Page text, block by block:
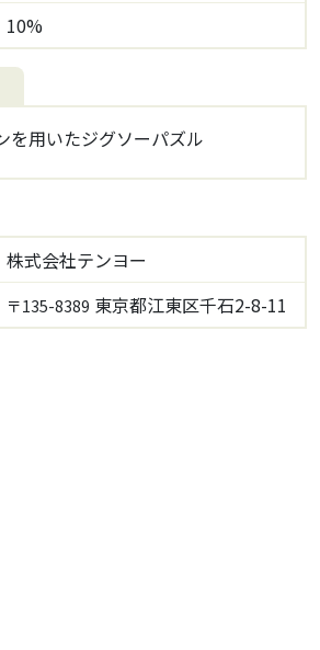
10%
を用いたジグソーパズル
株式会社テンヨー
〒135-8389 東京都江東区千石2-8-11